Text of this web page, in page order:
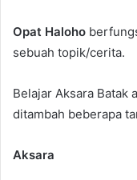
Opat Haloho
sebuah topik/cerita.
Belajar Aksara Batak
ditambah beberapa
Aksara